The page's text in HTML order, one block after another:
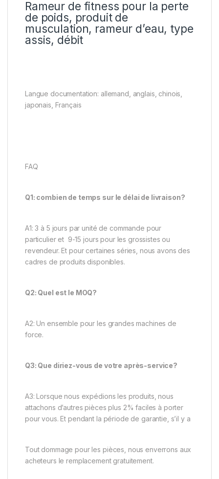
Rameur de fitness pour la perte
de poids, produit de
musculation, rameur d’eau, type
assis, débit
Langue documentation: allemand, anglais, chinois,
japonais, Français
FAQ
Q1: combien de temps sur le délai de livraison?
A1: 3 à 5 jours par unité de commande pour
particulier et 9-15 jours pour les grossistes ou
revendeur. Et pour certaines séries, nous avons des
cadres de produits disponibles.
Q2: Quel est le MOQ?
A2: Un ensemble pour les grandes machines de
force.
Q3: Que diriez-vous de votre après-service?
A3: Lorsque nous expédions les produits, nous
attachons d’autres pièces plus 2% faciles à porter
pour vous. Et pendant la période de garantie, s’il y a
Tout dommage pour les pièces, nous enverrons aux
acheteurs le remplacement gratuitement.